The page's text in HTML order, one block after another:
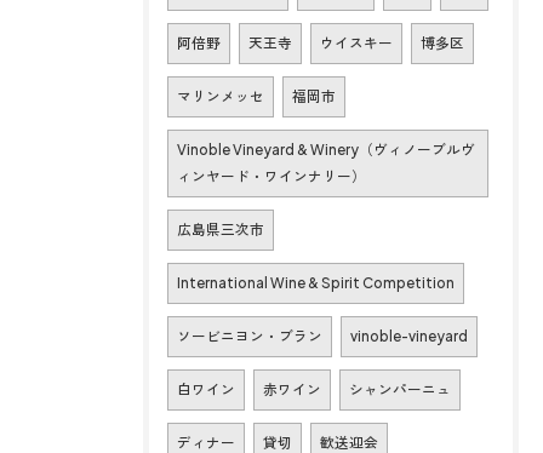
阿倍野 天王寺 ウイスキー 博多区
マリンメッセ 福岡市
Vinoble Vineyard & Winery（ヴィノーブルヴ
ィンヤード・ワインナリー）
広島県三次市
International Wine & Spirit Competition
ソービニヨン・ブラン vinoble-vineyard
白ワイン 赤ワイン シャンパーニュ
ディナー 貸切 歓送迎会